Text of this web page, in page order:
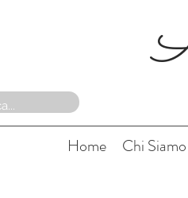
Home Chi Siamo